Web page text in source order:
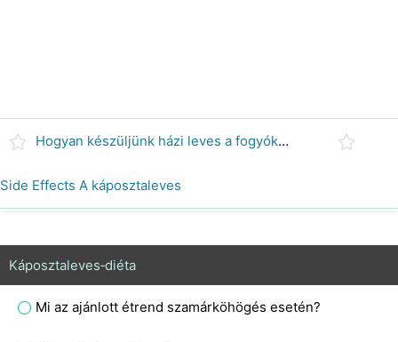
Hogyan készüljünk házi leves a fogyókúra People
Side Effects A káposztaleves
Káposztaleves‑diéta
Mi az ajánlott étrend szamárköhögés esetén?